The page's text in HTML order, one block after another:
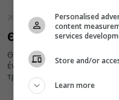
28 Φεβρουαρίου 2019
Θεϊκό
Θεϊκό μοναστηριακό
ένα... τρεμουλιαστό
τραγανό φύλλο. Δοκιμάστε το
Personalised
content
services
Store and/or
Learn more